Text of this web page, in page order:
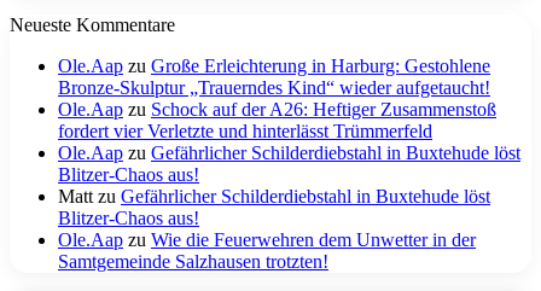
Neueste Kommentare
Ole.Aap zu Große Erleichterung in Harburg: Gestohlene
Bronze-Skulptur „Trauerndes Kind“ wieder aufgetaucht!
Ole.Aap zu Schock auf der A26: Heftiger Zusammenstoß
fordert vier Verletzte und hinterlässt Trümmerfeld
Ole.Aap zu Gefährlicher Schilderdiebstahl in Buxtehude löst
Blitzer-Chaos aus!
Mattzu Gefährlicher Schilderdiebstahl in Buxtehude löst
Blitzer-Chaos aus!
Ole.Aap zu Wie die Feuerwehren dem Unwetter in der
Samtgemeinde Salzhausen trotzten!